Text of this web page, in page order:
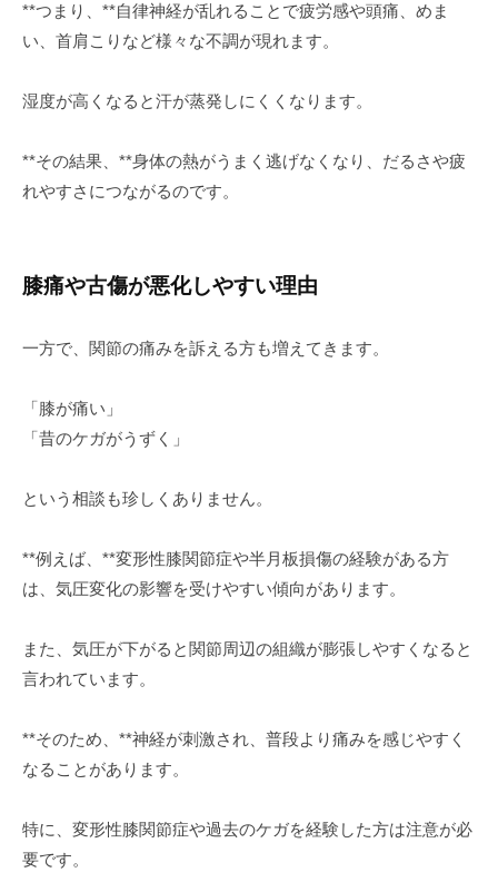
**つまり、**自律神経が乱れることで疲労感や頭痛、めま
い、首肩こりなど様々な不調が現れます。
湿度が高くなると汗が蒸発しにくくなります。
**その結果、**身体の熱がうまく逃げなくなり、だるさや疲
れやすさにつながるのです。
膝痛や古傷が悪化しやすい理由
一方で、関節の痛みを訴える方も増えてきます。
「膝が痛い」
「昔のケガがうずく」
という相談も珍しくありません。
**例えば、**変形性膝関節症や半月板損傷の経験がある方
は、気圧変化の影響を受けやすい傾向があります。
また、気圧が下がると関節周辺の組織が膨張しやすくなると
言われています。
**そのため、**神経が刺激され、普段より痛みを感じやすく
なることがあります。
特に、変形性膝関節症や過去のケガを経験した方は注意が必
要です。